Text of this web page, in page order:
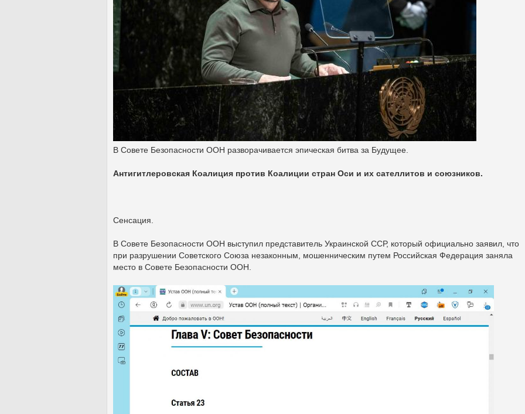
В Совете Безопасности ООН разворачивается эпическая битва за Будущее.
Антигитлеровская Коалиция против Коалиции стран Оси и их сателлитов и союзников.
Сенсация.
В Совете Безопасности ООН выступил представитель Украинской ССР, который официально заявил, что
при разрушении Советского Союза незаконным, мошенническим путем Российская Федерация заняла
место в Совете Безопасности ООН.